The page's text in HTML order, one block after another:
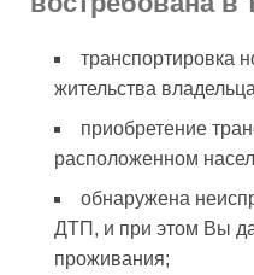
транспортировка
жительства
приобретение
расположенном
обнаружена
ДТП, и при этом Вы
проживания;